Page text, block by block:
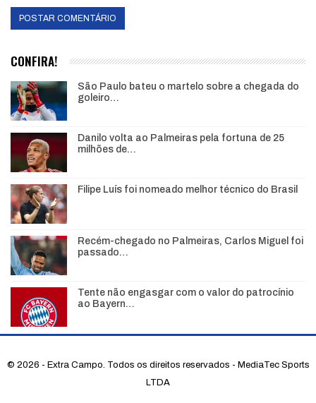
CONFIRA!
São Paulo bateu o martelo sobre a chegada do
goleiro…
Danilo volta ao Palmeiras pela fortuna de 25
milhões de…
Filipe Luís foi nomeado melhor técnico do Brasil
Recém-chegado no Palmeiras, Carlos Miguel foi
passado…
Tente não engasgar com o valor do patrocínio
ao Bayern…
© 2026 - Extra Campo. Todos os direitos reservados - MediaTec Sports
LTDA